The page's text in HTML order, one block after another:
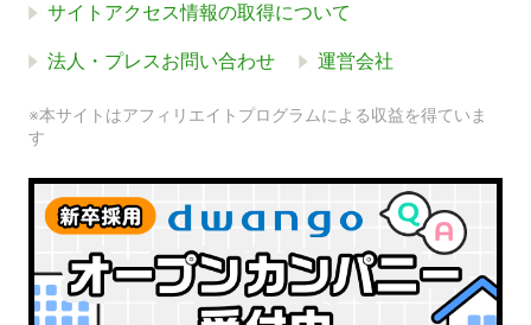
サイトアクセス情報の取得について
法人・プレスお問い合わせ 運営会社
※本サイトはアフィリエイトプログラムによる収益を得ていま
す